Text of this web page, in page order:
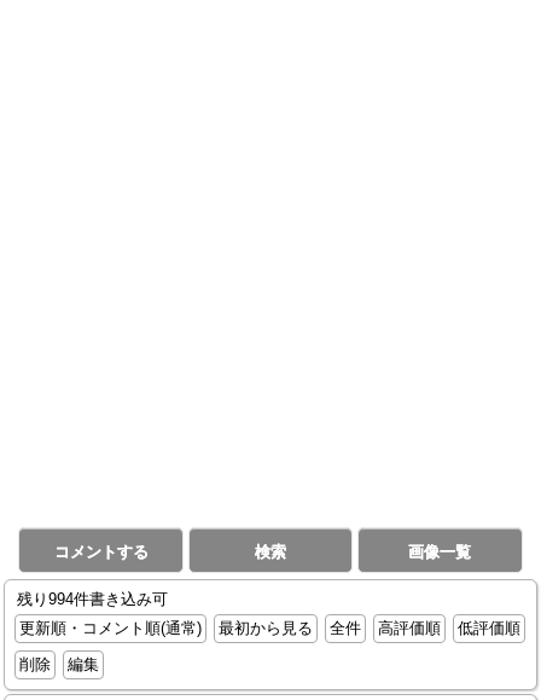
コメントする 検索 画像一覧
残り994件書き込み可
更新順・コメント順(通常)
最初から見る 全件 高評価順
低評価順
削除
編集